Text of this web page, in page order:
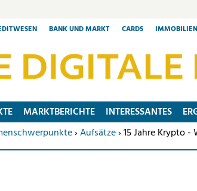
BANK UND MARKT CARDS
›Aufsätze› 15 Jahre Krypto -
MARKTBERICHTE INTERESSANTES